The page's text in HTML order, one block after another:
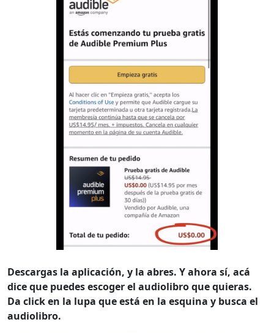
Descargas la aplicación, y la abres. Y ahora sí, acá
dice que puedes escoger el audiolibro que quieras.
Da click en la lupa que está en la esquina y busca el
audiolibro.